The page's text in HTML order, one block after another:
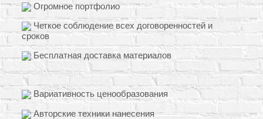
Огромное портфолио
Четкое соблюдение всех договоренностей и
сроков
Бесплатная доставка материалов
Вариативность ценообразования
Авторские техники нанесения